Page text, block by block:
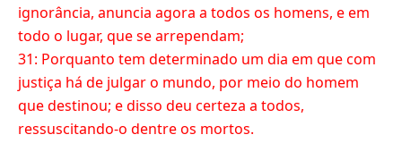
ignorância, anuncia agora a todos os homens, e em
todo o lugar, que se arrependam;
31: Porquanto tem determinado um dia em que com
justiça há de julgar o mundo, por meio do homem
que destinou; e disso deu certeza a todos,
ressuscitando-o dentre os mortos.